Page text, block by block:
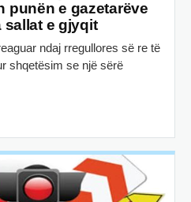
punën e gazetarëve
sallat e gjyqit
ndaj rregullores së re të
shqetësim se një sërë